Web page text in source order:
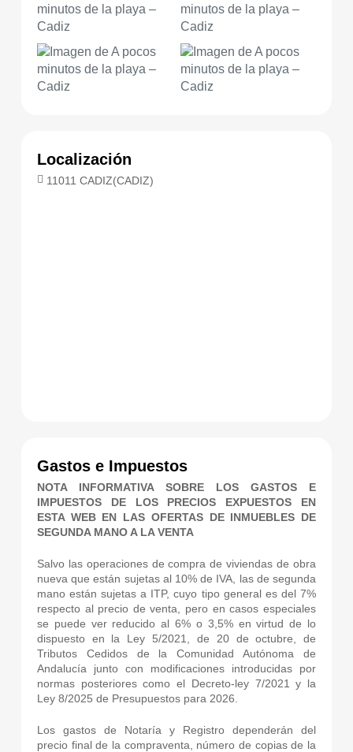
Localización
11011 CADIZ(CADIZ)
Gastos e Impuestos
NOTA INFORMATIVA SOBRE LOS GASTOS E
IMPUESTOS DE LOS PRECIOS EXPUESTOS EN
ESTA WEB EN LAS OFERTAS DE INMUEBLES DE
SEGUNDA MANO A LA VENTA
Salvo las operaciones de compra de viviendas de obra
nueva que están sujetas al 10% de IVA, las de segunda
mano están sujetas a ITP, cuyo tipo general es del 7%
respecto al precio de venta, pero en casos especiales
se puede ver reducido al 6% o 3,5% en virtud de lo
dispuesto en la Ley 5/2021, de 20 de octubre, de
Tributos Cedidos de la Comunidad Autónoma de
Andalucía junto con modificaciones introducidas por
normas posteriores como el Decreto-ley 7/2021 y la
Ley 8/2025 de Presupuestos para 2026.
Los gastos de Notaría y Registro dependerán del
precio final de la compraventa, número de copias de la